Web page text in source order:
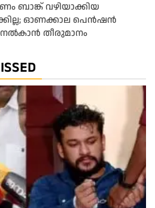
ബാങ്ക് വഴിയാക്കിയ
ഓണക്കാല പെൻഷൻ
നൽകാൻ തീരുമാനം